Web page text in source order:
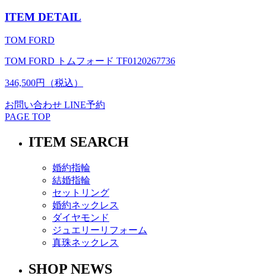
ITEM DETAIL
TOM FORD
TOM FORD トムフォード TF0120267736
346,500円（税込）
お問い合わせ LINE予約
PAGE TOP
ITEM SEARCH
婚約指輪
結婚指輪
セットリング
婚約ネックレス
ダイヤモンド
ジュエリーリフォーム
真珠ネックレス
SHOP NEWS